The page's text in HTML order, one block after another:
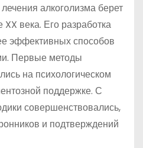
алкоголизма берет
века. Его разработка
эффективных способов
Первые методы
на психологическом
поддержке. С
совершенствовались,
и подтверждений